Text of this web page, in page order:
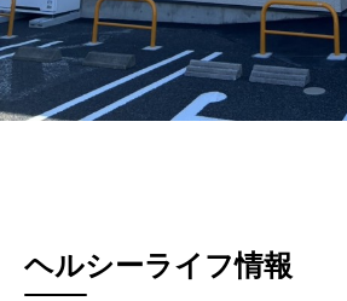
ヘルシーライフ情報